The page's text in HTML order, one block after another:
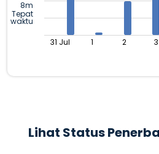
8m
Tepat
waktu
31 Jul 1 2 3
Lihat Status